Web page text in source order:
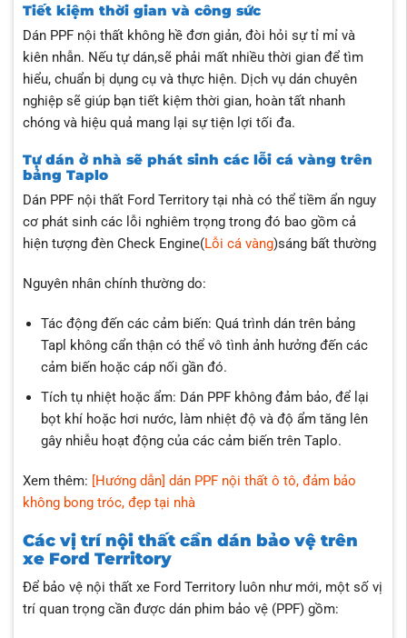
Tiết kiệm thời gian và công sức
Dán PPF nội thất không hề đơn giản, đòi hỏi sự tỉ mỉ và
kiên nhẫn. Nếu tự dán,sẽ phải mất nhiều thời gian để tìm
hiểu, chuẩn bị dụng cụ và thực hiện. Dịch vụ dán chuyên
nghiệp sẽ giúp bạn tiết kiệm thời gian, hoàn tất nhanh
chóng và hiệu quả mang lại sự tiện lợi tối đa.
Tự dán ở nhà sẽ phát sinh các lỗi cá vàng trên
bảng Taplo
Dán PPF nội thất Ford Territory tại nhà có thể tiềm ẩn nguy
cơ phát sinh các lỗi nghiêm trọng trong đó bao gồm cả
hiện tượng đèn Check Engine(Lỗi cá vàng)sáng bất thường
Nguyên nhân chính thường do:
Tác động đến các cảm biến: Quá trình dán trên bảng
Tapl không cẩn thận có thể vô tình ảnh hưởng đến các
cảm biến hoặc cáp nối gần đó.
Tích tụ nhiệt hoặc ẩm: Dán PPF không đảm bảo, để lại
bọt khí hoặc hơi nước, làm nhiệt độ và độ ẩm tăng lên
gây nhiễu hoạt động của các cảm biến trên Taplo.
Xem thêm: [Hướng dẫn] dán PPF nội thất ô tô, đảm bảo
không bong tróc, đẹp tại nhà
Các vị trí nội thất cần dán bảo vệ trên
xe Ford Territory
Để bảo vệ nội thất xe Ford Territory luôn như mới, một số vị
trí quan trọng cần được dán phim bảo vệ (PPF) gồm: